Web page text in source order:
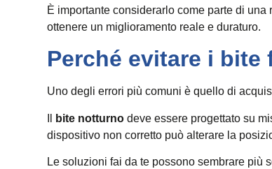
È importante considerarlo come parte di
ottenere un miglioramento reale e duraturo.
Perché evitare i bite
Uno degli errori più comuni è quello di
bite notturno deve essere progettato su
dispositivo non corretto può alterare la
Le soluzioni fai da te possono sembrare più